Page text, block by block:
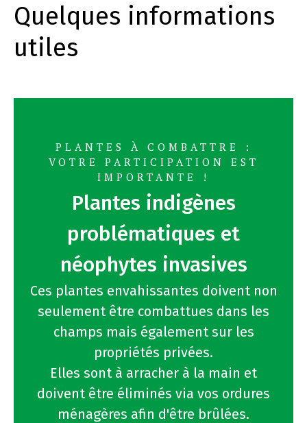
Quelques informations
utiles
PLANTES À COMBATTRE :
VOTRE PARTICIPATION EST
IMPORTANTE !
Plantes indigènes
problématiques et
néophytes invasives
Ces plantes envahissantes doivent non
seulement être combattues dans les
champs mais également sur les
propriétés privées.
Elles sont à arracher à la main et
doivent être éliminés via vos ordures
ménagères afin d'être brûlées.